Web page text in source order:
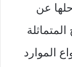
عن
الموارد